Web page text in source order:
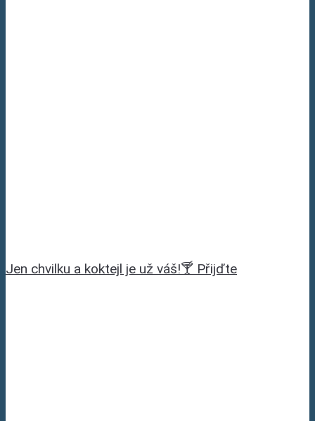
Jen chvilku a koktejl je už váš!🍸 Přijďte